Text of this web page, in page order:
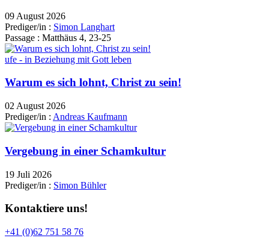
09 August 2026
Prediger/in : Simon Langhart
Passage : Matthäus 4, 23-25
ufe - in Beziehung mit Gott leben
Warum es sich lohnt, Christ zu sein!
02 August 2026
Prediger/in : Andreas Kaufmann
Vergebung in einer Schamkultur
19 Juli 2026
Prediger/in : Simon Bühler
Kontaktiere uns!
+41 (0)62 751 58 76